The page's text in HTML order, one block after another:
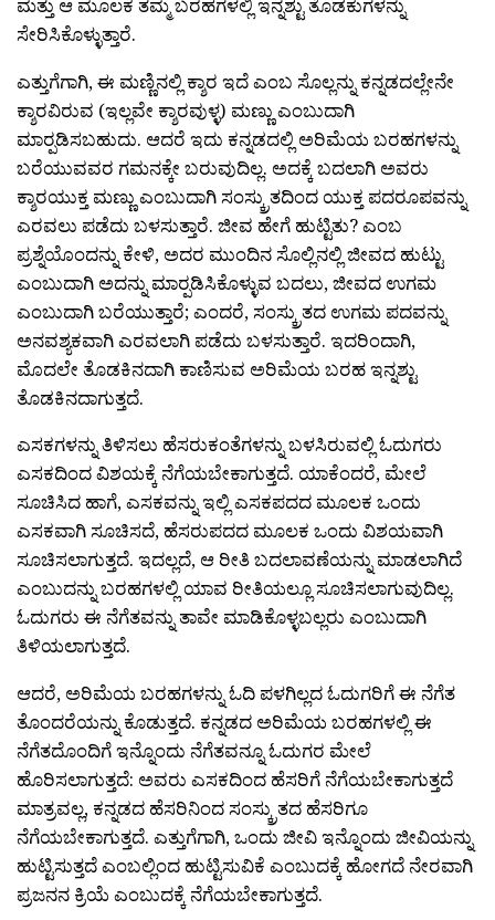
ಸೇರಿಸಿಕೊಳ್ಳುತ್ತಾರೆ.
ಎತ್ತುಗೆಗಾಗಿ, ಈ ಮಣ್ಣಿನಲ್ಲಿ ಕ್ಶಾರ ಇದೆ ಎಂಬ ಸೊಲ್ಲನ್ನು ಕನ್ನಡದಲ್ಲೇನೇ
ಕ್ಶಾರವಿರುವ (ಇಲ್ಲವೇ ಕ್ಶಾರವುಳ್ಳ) ಮಣ್ಣು ಎಂಬುದಾಗಿ
ಮಾರ‍್ಪಡಿಸಬಹುದು. ಆದರೆ ಇದು ಕನ್ನಡದಲ್ಲಿ ಅರಿಮೆಯ ಬರಹಗಳನ್ನು
ಬರೆಯುವವರ ಗಮನಕ್ಕೇ ಬರುವುದಿಲ್ಲ. ಅದಕ್ಕೆ ಬದಲಾಗಿ ಅವರು
ಕ್ಶಾರಯುಕ್ತ ಮಣ್ಣು ಎಂಬುದಾಗಿ ಸಂಸ್ಕ್ರುತದಿಂದ ಯುಕ್ತ ಪದರೂಪವನ್ನು
ಎರವಲು ಪಡೆದು ಬಳಸುತ್ತಾರೆ. ಜೀವ ಹೇಗೆ ಹುಟ್ಟಿತು? ಎಂಬ
ಪ್ರಶ್ನೆಯೊಂದನ್ನು ಕೇಳಿ, ಅದರ ಮುಂದಿನ ಸೊಲ್ಲಿನಲ್ಲಿ ಜೀವದ ಹುಟ್ಟು
ಎಂಬುದಾಗಿ ಅದನ್ನು ಮಾರ‍್ಪಡಿಸಿಕೊಳ್ಳುವ ಬದಲು, ಜೀವದ ಉಗಮ
ಎಂಬುದಾಗಿ ಬರೆಯುತ್ತಾರೆ; ಎಂದರೆ, ಸಂಸ್ಕ್ರುತದ ಉಗಮ ಪದವನ್ನು
ಅನವಶ್ಯಕವಾಗಿ ಎರವಲಾಗಿ ಪಡೆದು ಬಳಸುತ್ತಾರೆ. ಇದರಿಂದಾಗಿ,
ಮೊದಲೇ ತೊಡಕಿನದಾಗಿ ಕಾಣಿಸುವ ಅರಿಮೆಯ ಬರಹ ಇನ್ನಶ್ಟು
ತೊಡಕಿನದಾಗುತ್ತದೆ.
ಎಸಕಗಳನ್ನು ತಿಳಿಸಲು ಹೆಸರುಕಂತೆಗಳನ್ನು ಬಳಸಿರುವಲ್ಲಿ ಓದುಗರು
ಎಸಕದಿಂದ ವಿಶಯಕ್ಕೆ ನೆಗೆಯಬೇಕಾಗುತ್ತದೆ. ಯಾಕೆಂದರೆ, ಮೇಲೆ
ಸೂಚಿಸಿದ ಹಾಗೆ, ಎಸಕವನ್ನು ಇಲ್ಲಿ ಎಸಕಪದದ ಮೂಲಕ ಒಂದು
ಎಸಕವಾಗಿ ಸೂಚಿಸದೆ, ಹೆಸರುಪದದ ಮೂಲಕ ಒಂದು ವಿಶಯವಾಗಿ
ಸೂಚಿಸಲಾಗುತ್ತದೆ. ಇದಲ್ಲದೆ, ಆ ರೀತಿ ಬದಲಾವಣೆಯನ್ನು ಮಾಡಲಾಗಿದೆ
ಎಂಬುದನ್ನು ಬರಹಗಳಲ್ಲಿ ಯಾವ ರೀತಿಯಲ್ಲೂ ಸೂಚಿಸಲಾಗುವುದಿಲ್ಲ.
ಓದುಗರು ಈ ನೆಗೆತವನ್ನು ತಾವೇ ಮಾಡಿಕೊಳ್ಳಬಲ್ಲರು ಎಂಬುದಾಗಿ
ತಿಳಿಯಲಾಗುತ್ತದೆ.
ಆದರೆ, ಅರಿಮೆಯ ಬರಹಗಳನ್ನು ಓದಿ ಪಳಗಿಲ್ಲದ ಓದುಗರಿಗೆ ಈ ನೆಗೆತ
ತೊಂದರೆಯನ್ನು ಕೊಡುತ್ತದೆ. ಕನ್ನಡದ ಅರಿಮೆಯ ಬರಹಗಳಲ್ಲಿ ಈ
ನೆಗೆತದೊಂದಿಗೆ ಇನ್ನೊಂದು ನೆಗೆತವನ್ನೂ ಓದುಗರ ಮೇಲೆ
ಹೊರಿಸಲಾಗುತ್ತದೆ: ಅವರು ಎಸಕದಿಂದ ಹೆಸರಿಗೆ ನೆಗೆಯಬೇಕಾಗುತ್ತದೆ
ಮಾತ್ರವಲ್ಲ, ಕನ್ನಡದ ಹೆಸರಿನಿಂದ ಸಂಸ್ಕ್ರುತದ ಹೆಸರಿಗೂ
ನೆಗೆಯಬೇಕಾಗುತ್ತದೆ. ಎತ್ತುಗೆಗಾಗಿ, ಒಂದು ಜೀವಿ ಇನ್ನೊಂದು ಜೀವಿಯನ್ನು
ಹುಟ್ಟಿಸುತ್ತದೆ ಎಂಬಲ್ಲಿಂದ ಹುಟ್ಟಿಸುವಿಕೆ ಎಂಬುದಕ್ಕೆ ಹೋಗದೆ ನೇರವಾಗಿ
ಪ್ರಜನನ ಕ್ರಿಯೆ ಎಂಬುದಕ್ಕೆ ನೆಗೆಯಬೇಕಾಗುತ್ತದೆ.